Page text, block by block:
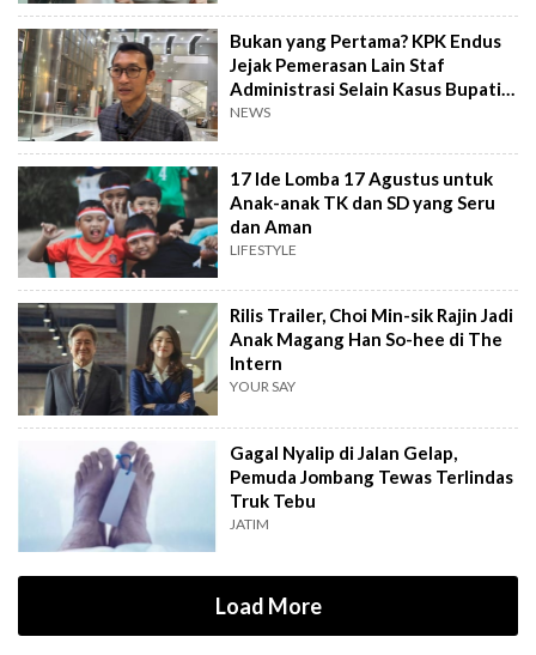
Bukan yang Pertama? KPK Endus
Jejak Pemerasan Lain Staf
Administrasi Selain Kasus Bupati
Pemalang
NEWS
17 Ide Lomba 17 Agustus untuk
Anak-anak TK dan SD yang Seru
dan Aman
LIFESTYLE
Rilis Trailer, Choi Min-sik Rajin Jadi
Anak Magang Han So-hee di The
Intern
YOUR SAY
Gagal Nyalip di Jalan Gelap,
Pemuda Jombang Tewas Terlindas
Truk Tebu
JATIM
Load More